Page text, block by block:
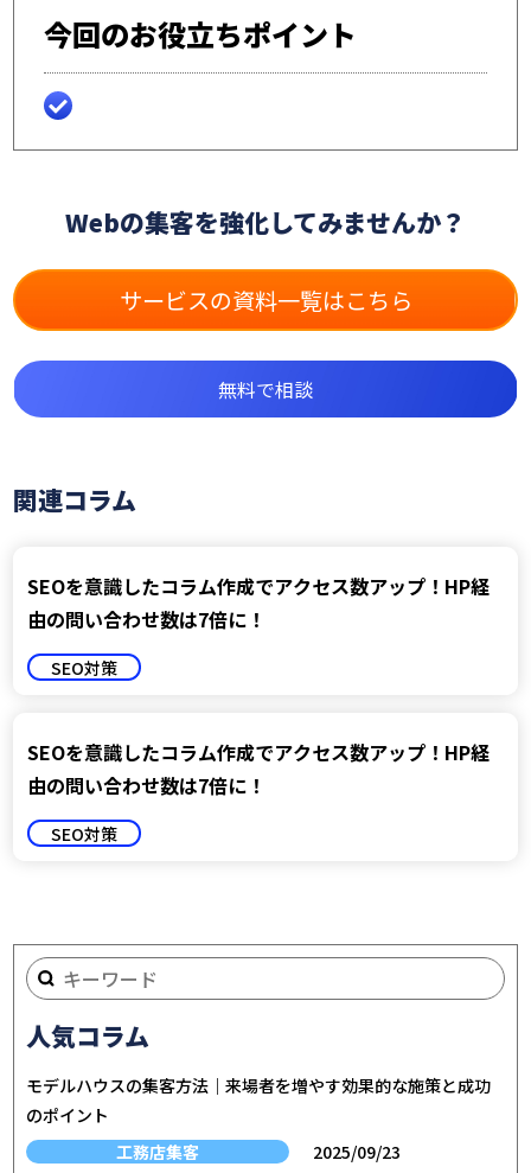
今回のお役立ちポイント
Webの集客を強化してみませんか？
サービスの資料一覧はこちら
無料で相談
関連コラム
SEOを意識したコラム作成でアクセス数アップ！HP経
由の問い合わせ数は7倍に！
SEO対策
SEOを意識したコラム作成でアクセス数アップ！HP経
由の問い合わせ数は7倍に！
SEO対策
人気コラム
モデルハウスの集客方法｜来場者を増やす効果的な施策と成功
のポイント
工務店集客
2025/09/23